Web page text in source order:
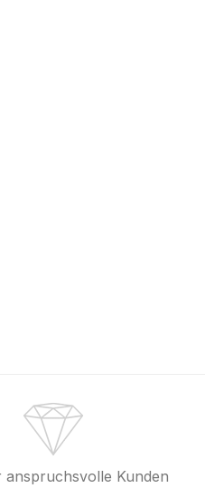
anspruchsvolle Kunden